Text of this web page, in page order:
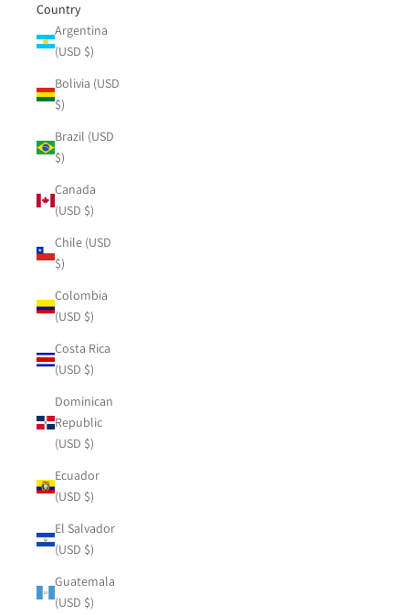
Country
Argentina
(USD $)
Bolivia (USD
$)
Brazil (USD
$)
Canada
(USD $)
Chile (USD
$)
Colombia
(USD $)
Costa Rica
(USD $)
Dominican
Republic
(USD $)
Ecuador
(USD $)
El Salvador
(USD $)
Guatemala
(USD $)